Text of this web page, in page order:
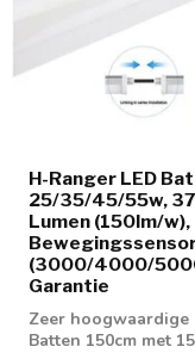
H-Ranger LED
25/35/45/55w,
Lumen (150lm/
(3000/4000/
Garantie
Zeer
Batten 150cm met